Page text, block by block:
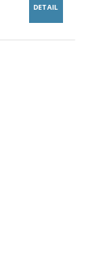
DETAIL